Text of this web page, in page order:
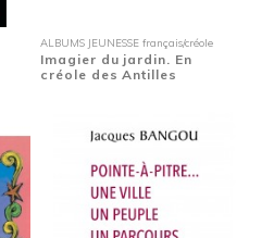
ALBUMS JEUNESSE français/créole
Imagier du jardin. En
créole des Antilles